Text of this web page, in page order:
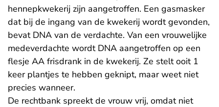
hennepkwekerij zijn aangetroffen. Een gasmasker
dat bij de ingang van de kwekerij wordt gevonden,
bevat DNA van de verdachte. Van een vrouwelijke
medeverdachte wordt DNA aangetroffen op een
flesje AA frisdrank in de kwekerij. Ze stelt ooit 1
keer plantjes te hebben geknipt, maar weet niet
precies wanneer.
De rechtbank spreekt de vrouw vrij, omdat niet